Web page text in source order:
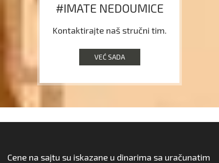
#IMATE NEDOUMICE
Kontaktirajte naš stručni tim.
VEĆ SADA
Cene na sajtu su iskazane u dinarima sa uračunatim